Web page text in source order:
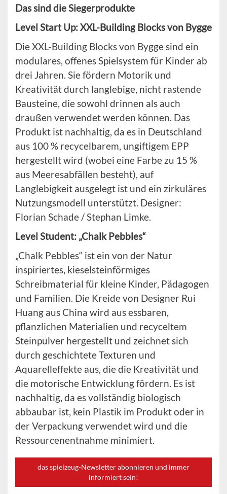
Das sind die Siegerprodukte
Level Start Up: XXL-Building Blocks von Bygge
Die XXL-Building Blocks von Bygge sind ein
modulares, offenes Spielsystem für Kinder ab
drei Jahren. Sie fördern Motorik und
Kreativität durch langlebige, nicht rastende
Bausteine, die sowohl drinnen als auch
draußen verwendet werden können. Das
Produkt ist nachhaltig, da es in Deutschland
aus 100 % recycelbarem, ungiftigem EPP
hergestellt wird (wobei eine Farbe zu 15 %
aus Meeresabfällen besteht), auf
Langlebigkeit ausgelegt ist und ein zirkuläres
Nutzungsmodell unterstützt. Designer:
Florian Schade / Stephan Limke.
Level Student: „Chalk Pebbles“
„Chalk Pebbles“ ist ein von der Natur
inspiriertes, kieselsteinförmiges
Schreibmaterial für kleine Kinder, Pädagogen
und Familien. Die Kreide von Designer Rui
Huang aus China wird aus essbaren,
pflanzlichen Materialien und recyceltem
Steinpulver hergestellt und zeichnet sich
durch geschichtete Texturen und
Aquarelleffekte aus, die die Kreativität und
die motorische Entwicklung fördern. Es ist
nachhaltig, da es vollständig biologisch
abbaubar ist, kein Plastik im Produkt oder in
der Verpackung verwendet wird und die
Ressourcenentnahme minimiert.
das spielzeug-Newsletter abonnieren und immer
informiert sein!